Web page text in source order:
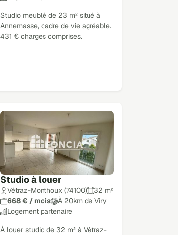
Studio meublé de 23 m² situé à
Annemasse, cadre de vie agréable.
431 € charges comprises.
Studio à louer
Vétraz-Monthoux (74100)
32 m²
668 € / mois
À 20km de Viry
Logement partenaire
À louer studio de 32 m² à Vétraz-